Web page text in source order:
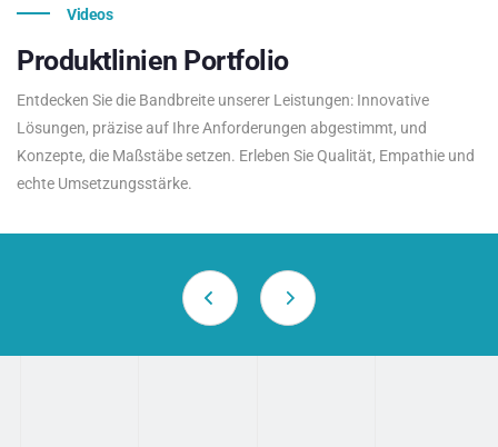
Videos
Produktlinien Portfolio
Entdecken Sie die Bandbreite unserer Leistungen: Innovative
Lösungen, präzise auf Ihre Anforderungen abgestimmt, und
Konzepte, die Maßstäbe setzen. Erleben Sie Qualität, Empathie und
echte Umsetzungsstärke.